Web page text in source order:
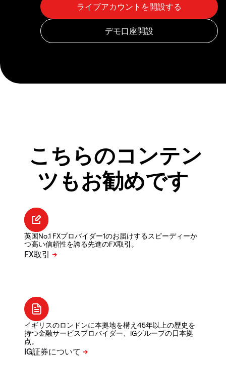
こちらのコンテン
ツもお勧めです
英国No.1 FXプロバイダー1のお届けするスピーディーか
つ高い信頼性を誇る先進のFX取引。
イギリスのロンドンに本拠地を構え45年以上の歴史を
持つ金融サービスプロバイダー、IGグループの日本拠
点。